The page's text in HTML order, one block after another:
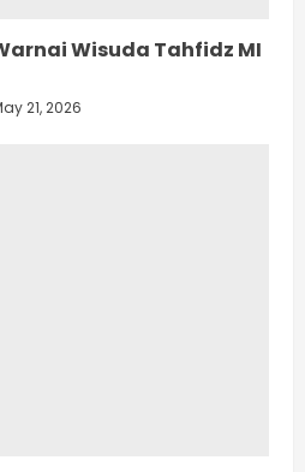
Wisuda Tahfidz MI
21, 2026